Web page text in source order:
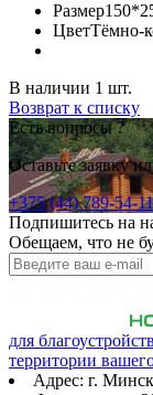
Размер
ЦветТёмно-
В наличии 1 шт.
Возврат к списку
Есть вопросы ?
Оставьте заявку
+375 (44) 789-54-11
Подпишитесь на
Обещаем, что не
для
территории
Адрес: г.